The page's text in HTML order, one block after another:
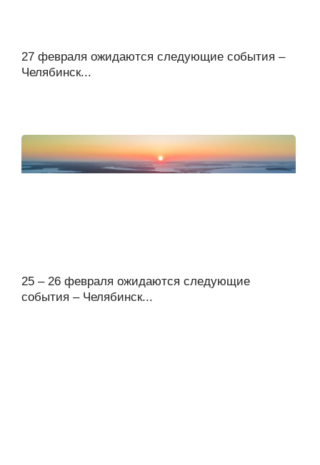
27 февраля ожидаются следующие события –
Челябинск...
25 – 26 февраля ожидаются следующие
события – Челябинск...